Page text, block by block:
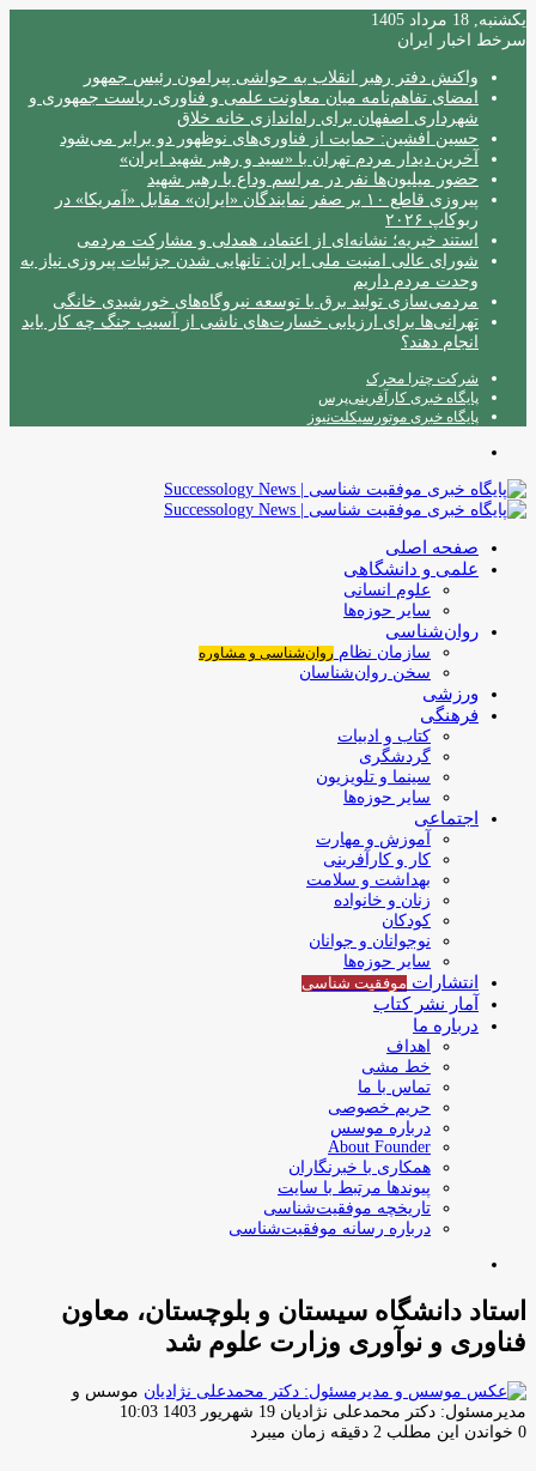
یکشنبه, 18 مرداد 1405
سرخط اخبار ایران
واکنش دفتر رهبر انقلاب به حواشی پیرامون رئیس جمهور
امضای تفاهم‌نامه میان معاونت علمی و فناوری ریاست جمهوری و
شهرداری اصفهان برای راه‌اندازی خانه خلاق
حسین افشین: حمایت از فناوری‌های نوظهور دو برابر می‌شود
آخرین دیدار مردم تهران با «سید و رهبر شهید ایران»
حضور میلیون‌ها نفر در مراسم وداع با رهبر شهید
پیروزی قاطع ۱۰ بر صفر نمایندگان «ایران» مقابل «آمریکا» در
ربوکاپ ۲۰۲۶
استند خیریه؛ نشانه‌ای از اعتماد، همدلی و مشارکت مردمی
شورای عالی امنیت ملی ایران: تانهایی شدن جزئیات پیروزی نیاز به
وحدت مردم داریم
مردمی‌سازی تولید برق با توسعه نیروگاه‌های خورشیدی خانگی
تهرانی‌ها برای ارزیابی خسارت‌های ناشی از آسیب جنگ چه کار باید
انجام دهند؟
شرکت چترا محرک
پایگاه خبری کارآفرینی‌پرس
پایگاه خبری موتورسیکلت‌نیوز
صفحه اصلی
علمی و دانشگاهی
علوم انسانی
سایر حوزه‌ها
روان‌شناسی
سازمان نظام روان‌شناسی و مشاوره
سخن روان‌شناسان
ورزشی
فرهنگی
کتاب و ادبیات
گردشگری
سینما و تلویزیون
سایر حوزه‌ها
اجتماعی
آموزش و مهارت
کار و کارآفرینی
بهداشت و سلامت
زنان و خانواده
کودکان
نوجوانان و جوانان
سایر حوزه‌ها
انتشارات موفقیت‌ شناسی
آمار نشر کتاب
درباره ما
اهداف
خط مشی
تماس با ما
حریم خصوصی
درباره موسس
About Founder
همکاری با خبرنگاران
پیوندها مرتبط با سایت
تاریخچه موفقیت‌شناسی
درباره رسانه موفقیت‌شناسی
استاد دانشگاه سیستان و بلوچستان، معاون
فناوری و نوآوری وزارت علوم شد
موسس و
مدیرمسئول: دکتر محمدعلی نژادیان ارسال
ایمیل
19 شهریور 1403 10:03
0 خواندن این مطلب 2 دقیقه زمان میبرد